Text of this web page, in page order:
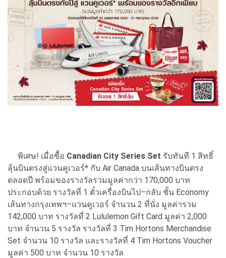
พิเศษ! เมื่อซื้อ Canadian City Series Set รับทันที 1 สิทธิ์
ลุ้นบินตรงสู่แวนคูเวอร์* กับ Air Canada บนเส้นทางบินตรง
ตลอดปี พร้อมของรางวัลรวมมูลค่ากว่า 170,000 บาท
ประกอบด้วย รางวัลที่ 1 ตั๋วเครื่องบินไป–กลับ ชั้น Economy
เส้นทางกรุงเทพฯ–แวนคูเวอร์ จำนวน 2 ที่นั่ง มูลค่ารวม
142,000 บาท รางวัลที่ 2 Lululemon Gift Card มูลค่า 2,000
บาท จำนวน 5 รางวัล รางวัลที่ 3 Tim Hortons Merchandise
Set จำนวน 10 รางวัล และรางวัลที่ 4 Tim Hortons Voucher
มูลค่า 500 บาท จำนวน 10 รางวัล